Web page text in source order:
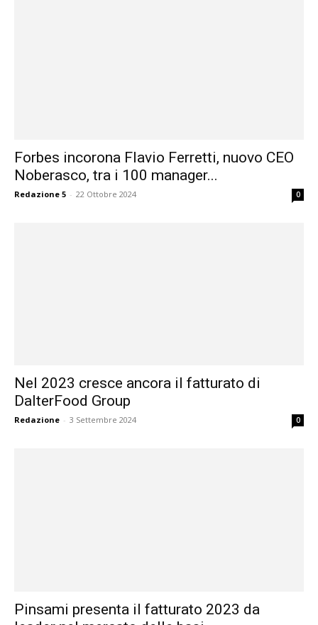
Forbes incorona Flavio Ferretti, nuovo CEO
Noberasco, tra i 100 manager...
Redazione 5 - 22 Ottobre 2024 0
Nel 2023 cresce ancora il fatturato di
DalterFood Group
Redazione - 3 Settembre 2024 0
Pinsami presenta il fatturato 2023 da